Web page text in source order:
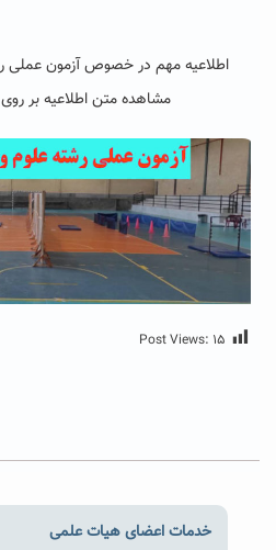
مشاهده متن اطلاعیه بر روی
Post Views: ۱۵
خدمات اعضای هیات علمی